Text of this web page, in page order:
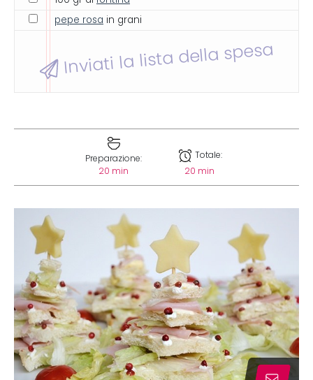
pepe rosa in grani
Inviati la lista della spesa
Preparazione:
20 min
Totale:
20 min